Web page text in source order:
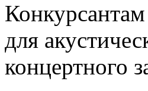
для
концертного